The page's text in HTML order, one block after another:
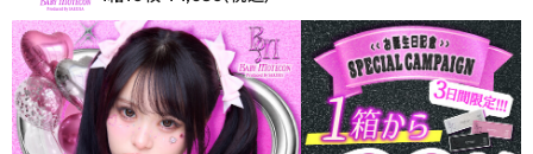
発送について
お支払い方法について